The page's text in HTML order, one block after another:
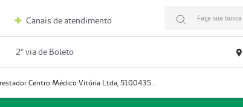
Canais de atendimento Faça sua
2º via de Boleto
Prestador Centro Médico Vitória Ltda, 51004350-4: Centro Médico Vitória Ltda (Nome Fantasia: Policlínica Master)